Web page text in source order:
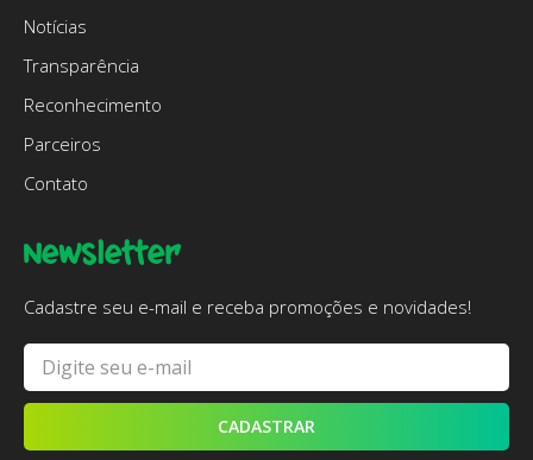
Notícias
Transparência
Reconhecimento
Parceiros
Contato
Newsletter
Cadastre seu e-mail e receba promoções e novidades!
CADASTRAR